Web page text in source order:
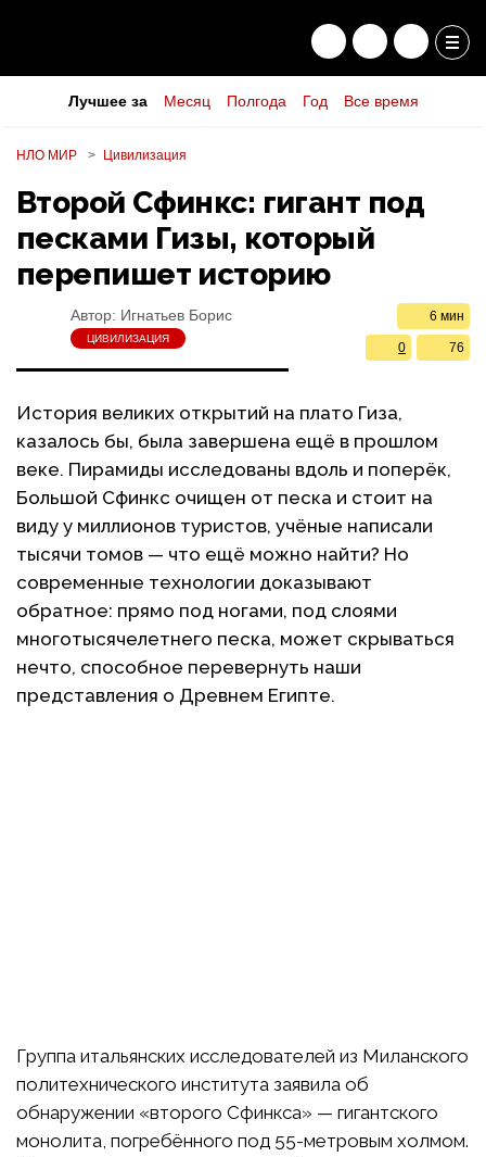
Лучшее за Месяц Полгода Год Все время
НЛО МИР Цивилизация
Второй Сфинкс: гигант под
песками Гизы, который
перепишет историю
Автор: Игнатьев Борис
ЦИВИЛИЗАЦИЯ
6 мин
76
0
История великих открытий на плато Гиза,
казалось бы, была завершена ещё в прошлом
веке. Пирамиды исследованы вдоль и поперёк,
Большой Сфинкс очищен от песка и стоит на
виду у миллионов туристов, учёные написали
тысячи томов — что ещё можно найти? Но
современные технологии доказывают
обратное: прямо под ногами, под слоями
многотысячелетнего песка, может скрываться
нечто, способное перевернуть наши
представления о Древнем Египте.
Группа итальянских исследователей из Миланского
политехнического института заявила об
обнаружении «второго Сфинкса» — гигантского
монолита, погребённого под 55-метровым холмом.